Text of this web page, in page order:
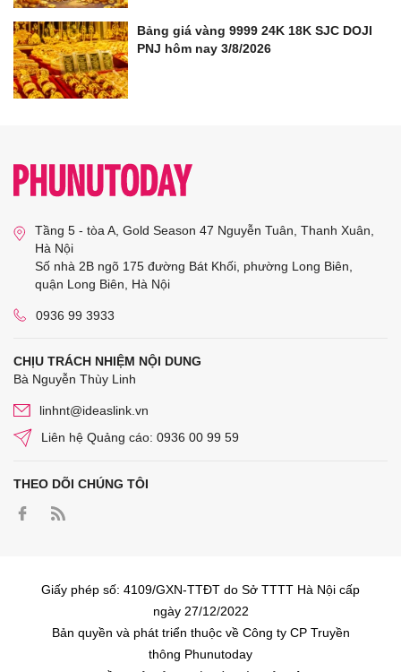
Bảng giá vàng 9999 24K 18K SJC DOJI
PNJ hôm nay 3/8/2026
Tầng 5 - tòa A, Gold Season 47 Nguyễn Tuân, Thanh Xuân,
Hà Nội
Số nhà 2B ngõ 175 đường Bát Khối, phường Long Biên,
quận Long Biên, Hà Nội
0936 99 3933
CHỊU TRÁCH NHIỆM NỘI DUNG
Bà Nguyễn Thùy Linh
linhnt@ideaslink.vn
Liên hệ Quảng cáo: 0936 00 99 59
THEO DÕI CHÚNG TÔI
Giấy phép số: 4109/GXN-TTĐT do Sở TTTT Hà Nội cấp
ngày 27/12/2022
Bản quyền và phát triển thuộc về Công ty CP Truyền
thông Phunutoday